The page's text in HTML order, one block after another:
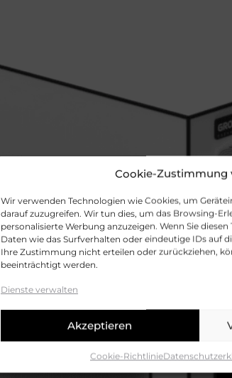
Cookie-Zustimmung
Wir verwenden Technologien wie Cookies, um
darauf zuzugreifen. Wir tun dies, um das Browsing-
personalisierte Werbung anzuzeigen. Wenn Sie
Daten wie das Surfverhalten oder eindeutige IDs auf
Ihre Zustimmung nicht erteilen oder zurückziehen,
beeinträchtigt werden.
Dienste verwalten
Akzeptieren
Cookie-Richtlinie